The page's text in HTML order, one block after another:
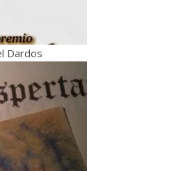
Dardos